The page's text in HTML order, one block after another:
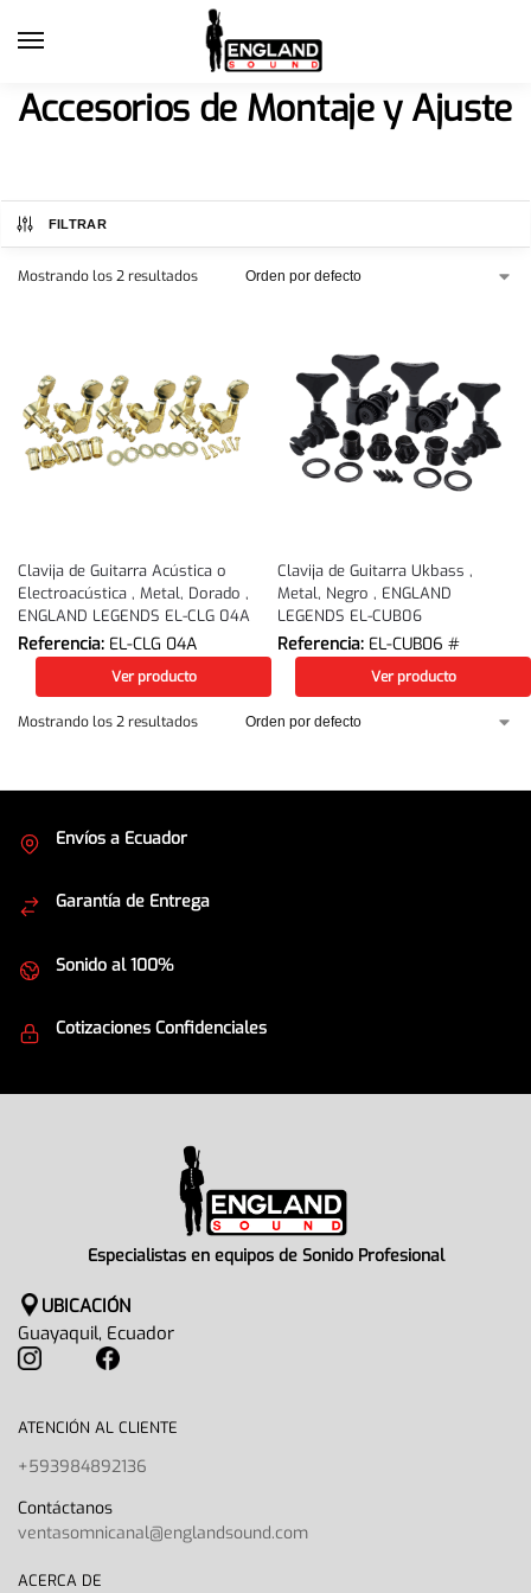
Accesorios de Montaje y Ajuste
FILTRAR
Mostrando los 2 resultados
Clavija de Guitarra Acústica o
Electroacústica , Metal, Dorado ,
ENGLAND LEGENDS EL-CLG 04A
Referencia: EL-CLG 04A
Ver producto
Clavija de Guitarra Ukbass ,
Metal, Negro , ENGLAND
LEGENDS EL-CUB06
Referencia: EL-CUB06 #
Ver producto
Mostrando los 2 resultados
Envíos a Ecuador
Garantía de Entrega
Sonido al 100%
Cotizaciones Confidenciales
Especialistas en equipos de Sonido Profesional
UBICACIÓN
Guayaquil, Ecuador
ATENCIÓN AL CLIENTE
+593984892136
Contáctanos
ventasomnicanal@englandsound.com
ACERCA DE